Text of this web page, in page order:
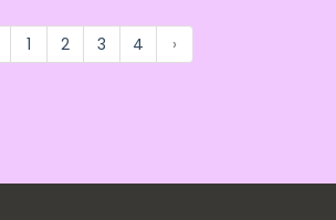
1 2 3 4 ›